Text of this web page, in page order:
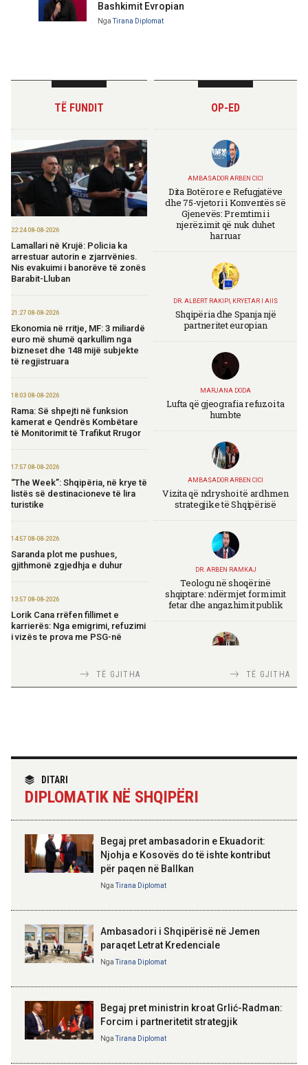
Bashkimit Evropian
NgaTirana Diplomat
TË FUNDIT
22:24 08-08-2026
Lamallari në Krujë: Policia ka
arrestuar autorin e zjarrvënies.
Nis evakuimi i banorëve të zonës
Barabit-Lluban
21:27 08-08-2026
Ekonomia në rritje, MF: 3 miliardë
euro më shumë qarkullim nga
bizneset dhe 148 mijë subjekte
të regjistruara
18:03 08-08-2026
Rama: Së shpejti në funksion
kamerat e Qendrës Kombëtare
të Monitorimit të Trafikut Rrugor
17:57 08-08-2026
“The Week”: Shqipëria, në krye të
listës së destinacioneve të lira
turistike
14:57 08-08-2026
Saranda plot me pushues,
gjithmonë zgjedhja e duhur
13:57 08-08-2026
Lorik Cana rrëfen fillimet e
karrierës: Nga emigrimi, refuzimi
i vizës te prova me PSG-në
Vijojnë punimet për Muzeun
lartë për zjarre në tetë qarqe
seminari i leximit mbi librin e Xi
Jinpingut për qeverisjen e Kinës
Armatosura me mjete taktike
“Made in Albania”
TË GJITHA
OP-ED
AMBASADOR ARBEN CICI
Dita Botërore e Refugjatëve
dhe 75-vjetori i Konventës së
Gjenevës: Premtimi i
njerëzimit që nuk duhet
harruar
DR. ALBERT RAKIPI, KRYETAR I AIIS
Shqipëria dhe Spanja një
partneritet europian
MARJANA DODA
Lufta që gjeografia refuzoi ta
humbte
AMBASADOR ARBEN CICI
Vizita që ndryshoi të ardhmen
strategjike të Shqipërisë
DR. ARBEN RAMKAJ
Teologu në shoqërinë
shqiptare: ndërmjet formimit
fetar dhe angazhimit publik
TIRANA DIPLOMAT
TIRANA DIPLOMAT
Skënderbeut dhe Ismail
Kosovë!
TË GJITHA
DITARI
DIPLOMATIK NË SHQIPËRI
Begaj pret ambasadorin e Ekuadorit:
Njohja e Kosovës do të ishte kontribut
për paqen në Ballkan
NgaTirana Diplomat
Ambasadori i Shqipërisë në Jemen
paraqet Letrat Kredenciale
NgaTirana Diplomat
Begaj pret ministrin kroat Grlić-Radman:
Forcim i partneritetit strategjik
NgaTirana Diplomat